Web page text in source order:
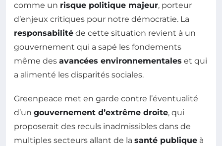
comme un risque politique majeur, porteur
d’enjeux critiques pour notre démocratie. La
responsabilité de cette situation revient à un
gouvernement qui a sapé les fondements
même des avancées environnementales et qui
a alimenté les disparités sociales.
Greenpeace met en garde contre l’éventualité
d’un gouvernement d’extrême droite, qui
proposerait des reculs inadmissibles dans de
multiples secteurs allant de la santé publique à